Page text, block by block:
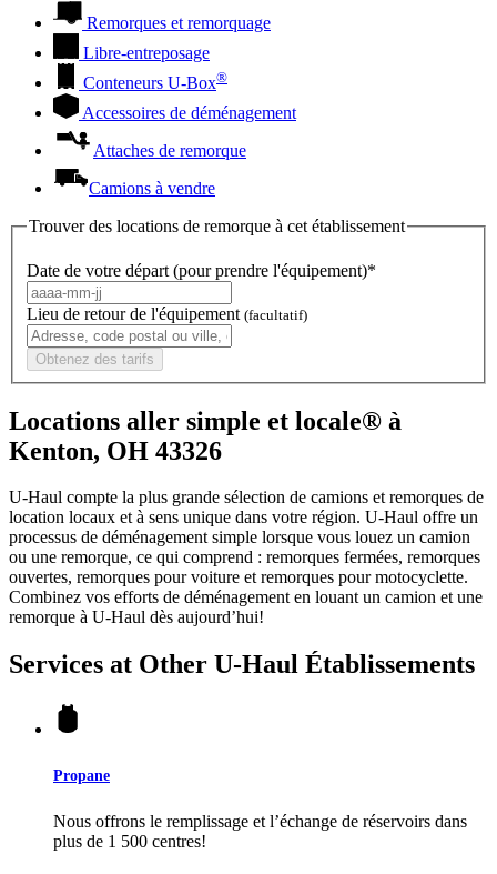
Remorques et remorquage
Libre-entreposage
Conteneurs U-Box®
Accessoires de déménagement
Attaches de remorque
Camions à vendre
Trouver des locations de remorque à cet établissement
Date de votre départ (pour prendre l'équipement)*
Lieu de retour de l'équipement (facultatif)
Obtenez des tarifs
Locations aller simple et locale® à
Kenton, OH 43326
U-Haul compte la plus grande sélection de camions et remorques de
location locaux et à sens unique dans votre région. U-Haul offre un
processus de déménagement simple lorsque vous louez un camion
ou une remorque, ce qui comprend : remorques fermées, remorques
ouvertes, remorques pour voiture et remorques pour motocyclette.
Combinez vos efforts de déménagement en louant un camion et une
remorque à U-Haul dès aujourd’hui!
Services at Other U-Haul Établissements
Propane
Nous offrons le remplissage et l’échange de réservoirs dans
plus de 1 500 centres!